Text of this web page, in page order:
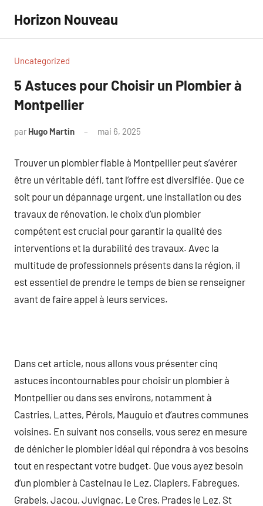
contenu
Horizon Nouveau
Uncategorized
5 Astuces pour Choisir un Plombier à
Montpellier
par Hugo Martin mai 6, 2025
Trouver un plombier fiable à Montpellier peut s’avérer
être un véritable défi, tant l’offre est diversifiée. Que ce
soit pour un dépannage urgent, une installation ou des
travaux de rénovation, le choix d’un plombier
compétent est crucial pour garantir la qualité des
interventions et la durabilité des travaux. Avec la
multitude de professionnels présents dans la région, il
est essentiel de prendre le temps de bien se renseigner
avant de faire appel à leurs services.
Dans cet article, nous allons vous présenter cinq
astuces incontournables pour choisir un plombier à
Montpellier ou dans ses environs, notamment à
Castries, Lattes, Pérols, Mauguio et d’autres communes
voisines. En suivant nos conseils, vous serez en mesure
de dénicher le plombier idéal qui répondra à vos besoins
tout en respectant votre budget. Que vous ayez besoin
d’un plombier à Castelnau le Lez, Clapiers, Fabregues,
Grabels, Jacou, Juvignac, Le Cres, Prades le Lez, St